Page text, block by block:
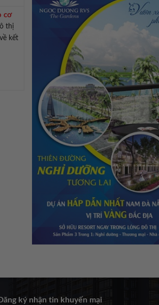
cơ
thị
kết
ký nhận tin khuyến mại